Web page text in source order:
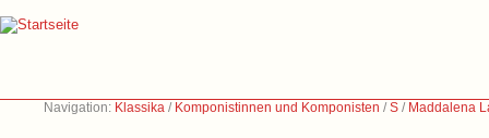
Navigation: Klassika / Komponistinnen und Komponisten /S / Maddalena